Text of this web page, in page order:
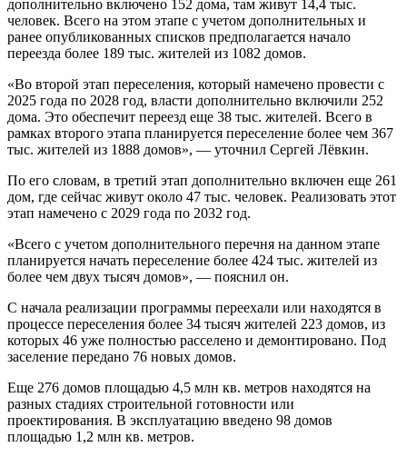
дополнительно включено 152 дома, там живут 14,4 тыс.
человек. Всего на этом этапе с учетом дополнительных и
ранее опубликованных списков предполагается начало
переезда более 189 тыс. жителей из 1082 домов.
«Во второй этап переселения, который намечено провести с
2025 года по 2028 год, власти дополнительно включили 252
дома. Это обеспечит переезд еще 38 тыс. жителей. Всего в
рамках второго этапа планируется переселение более чем 367
тыс. жителей из 1888 домов», — уточнил Сергей Лёвкин.
По его словам, в третий этап дополнительно включен еще 261
дом, где сейчас живут около 47 тыс. человек. Реализовать этот
этап намечено с 2029 года по 2032 год.
«Всего с учетом дополнительного перечня на данном этапе
планируется начать переселение более 424 тыс. жителей из
более чем двух тысяч домов», — пояснил он.
С начала реализации программы переехали или находятся в
процессе переселения более 34 тысяч жителей 223 домов, из
которых 46 уже полностью расселено и демонтировано. Под
заселение передано 76 новых домов.
Еще 276 домов площадью 4,5 млн кв. метров находятся на
разных стадиях строительной готовности или
проектирования. В эксплуатацию введено 98 домов
площадью 1,2 млн кв. метров.